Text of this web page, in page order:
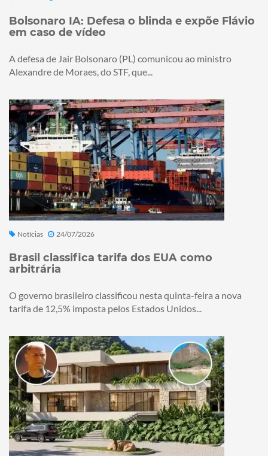
Bolsonaro IA: Defesa o blinda e expõe Flávio
em caso de vídeo
A defesa de Jair Bolsonaro (PL) comunicou ao ministro
Alexandre de Moraes, do STF, que...
Notícias 24/07/2026
Brasil classifica tarifa dos EUA como
arbitrária
O governo brasileiro classificou nesta quinta-feira a nova
tarifa de 12,5% imposta pelos Estados Unidos...